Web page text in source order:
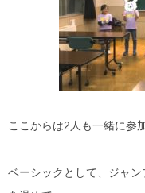
ここからは2人も一緒に参
ベーシックとして、ジャ